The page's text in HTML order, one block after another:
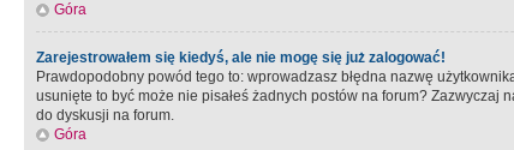
Góra
Zarejestrowałem się kiedyś, ale nie mogę się już zalogować!
Prawdopodobny powód tego to: wprowadzasz błędna nazwę
usunięte to być może nie pisałeś żadnych postów na forum?
do dyskusji na forum.
Góra